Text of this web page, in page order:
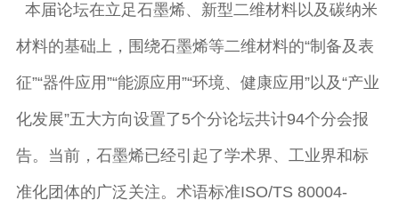
本届论坛在立足石墨烯、新型二维材料以及碳纳米
材料的基础上，围绕石墨烯等二维材料的“制备及表
征”“器件应用”“能源应用”“环境、健康应用”以及“产业
化发展”五大方向设置了5个分论坛共计94个分会报
告。当前，石墨烯已经引起了学术界、工业界和标
准化团体的广泛关注。术语标准ISO/TS 80004-